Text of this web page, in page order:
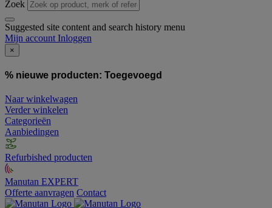
Zoek
Suggested site content and search history menu
Mijn account Inloggen
×
% nieuwe producten: Toegevoegd
Naar winkelwagen
Verder winkelen
Categorieën
Aanbiedingen
Refurbished producten
Manutan EXPERT
Offerte aanvragen Contact